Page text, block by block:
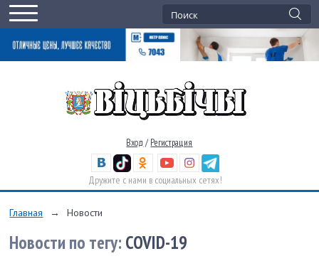
Вход / Регистрация
Дружите с нами в социальных сетях!
Главная → Новости
Новости по тегу: COVID-19